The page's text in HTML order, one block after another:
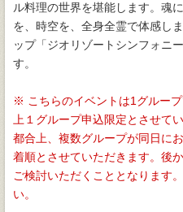
ル料理の世界を堪能します。魂
を、時空を、全身全霊で体感し
ップ「ジオリゾートシンフォニ
す。
こちらのイベントは1グルー
上１グループ申込限定とさせて
都合上、複数グループが同日に
着順とさせていただきます。後
ご検討いただくこととなります
い。